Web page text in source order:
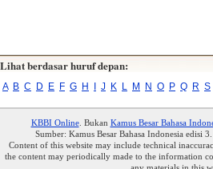
Lihat berdasar huruf depan:
A B C D E F G H J K L M N O P Q R S
KBBI Online. Bukan Kamus Besar Bahasa
Sumber: Kamus Besar Bahasa Indonesia edisi
Content of this website may include technical
the content may periodically made to the information